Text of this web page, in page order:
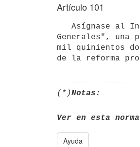
Artículo 101
Generales", una
mil quinientos
(*)Notas:
Ver en esta
Ayuda